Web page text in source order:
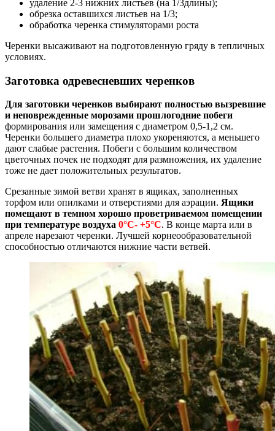
удаление 2-3 нижних листьев (на 1/3длины);
обрезка оставшихся листьев на 1/3;
обработка черенка стимуляторами роста
Черенки высаживают на подготовленную гряду в тепличных
условиях.
Заготовка одревесневших черенков
Для заготовки черенков выбирают полностью вызревшие
и неповрежденные морозами прошлогодние побеги
формирования или замещения с диаметром 0,5-1,2 см.
Черенки большего диаметра плохо укореняются, а меньшего
дают слабые растения. Побеги с большим количеством
цветочных почек не подходят для размножения, их удаление
тоже не дает положительных результатов.
Срезанные зимой ветви хранят в ящиках, заполненных
торфом или опилками и отверстиями для аэрации. Ящики
помещают в темном хорошо проветриваемом помещении
при температуре воздуха 0°С- +5°С. В конце марта или в
апреле нарезают черенки. Лучшей корнеообразовательной
способностью отличаются нижние части ветвей.